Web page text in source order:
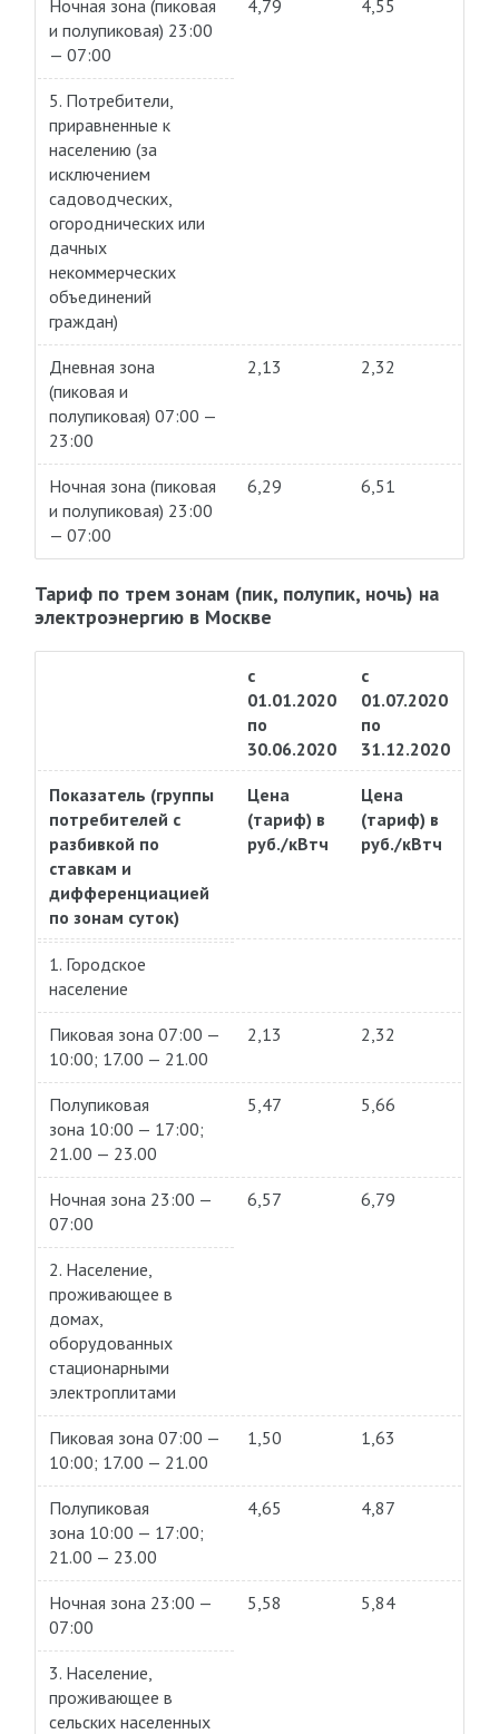
Ночная зона (пиковая
и полупиковая) 23:00
— 07:00
4,79 4,55
5. Потребители,
приравненные к
населению (за
исключением
садоводческих,
огороднических или
дачных
некоммерческих
объединений
граждан)
Дневная зона
(пиковая и
полупиковая) 07:00 —
23:00
2,13 2,32
Ночная зона (пиковая
и полупиковая) 23:00
— 07:00
6,29 6,51
Тариф по трем зонам (пик, полупик, ночь) на
электроэнергию в Москве
с
01.01.2020
по
30.06.2020
с
01.07.2020
по
31.12.2020
Показатель (группы
потребителей с
разбивкой по
ставкам и
дифференциацией
по зонам суток)
Цена
(тариф) в
руб./кВтч
Цена
(тариф) в
руб./кВтч
1. Городское
население
Пиковая зона 07:00 —
10:00; 17.00 — 21.00
2,13 2,32
Полупиковая
зона 10:00 — 17:00;
21.00 — 23.00
5,47 5,66
Ночная зона 23:00 —
07:00
6,57 6,79
2. Население,
проживающее в
домах,
оборудованных
стационарными
электроплитами
Пиковая зона 07:00 —
10:00; 17.00 — 21.00
1,50 1,63
Полупиковая
зона 10:00 — 17:00;
21.00 — 23.00
4,65 4,87
Ночная зона 23:00 —
07:00
5,58 5,84
3. Население,
проживающее в
сельских населенных